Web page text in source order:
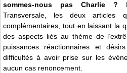
sommes-nous pas Charlie ?
Transversale, les deux articles
complémentaires, tout en laissant la
des aspects liés au thème de
puissances réactionnaires et
difficultés à avoir prise sur les
aucun cas renoncement.